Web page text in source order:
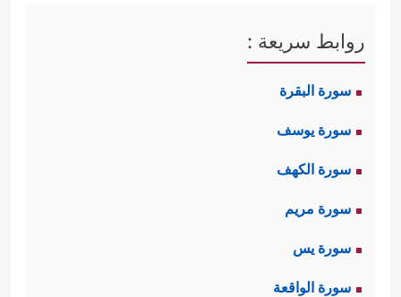
روابط سريعة :
سورة البقرة
سورة يوسف
سورة الكهف
سورة مريم
سورة يس
سورة الواقعة